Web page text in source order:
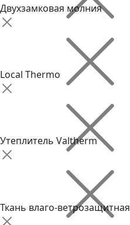
Двухзамковая молния
Local Thermo
Утеплитель Valtherm
Ткань влаго-ветрозащитная